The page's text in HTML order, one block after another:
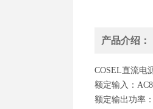
产品介绍：
COSEL直流电
额定输入：
额定输出功率